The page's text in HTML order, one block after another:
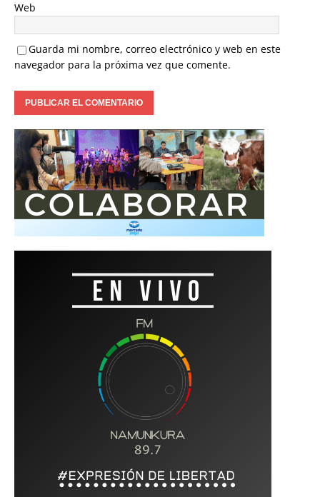
Web
Guarda mi nombre, correo electrónico y web en este
navegador para la próxima vez que comente.